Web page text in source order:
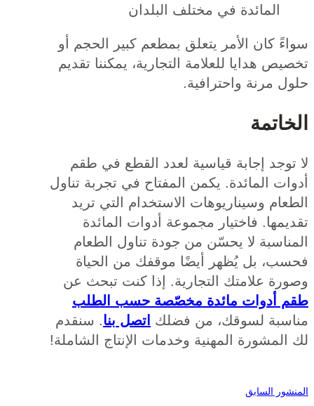
المائدة في مختلف البلدان
كان الأمر يتعلق بمطعم كبير الحجم أو
هدايا للعلامة التجارية، يمكننا تقديم
مرنة واحترافية.
إجابة قياسية لعدد القطع في طقم
المائدة. يكمن المفتاح في تجربة تناول
وسيناريوهات الاستخدام التي تريد
فاختيار مجموعة أدوات المائدة
لا يحسّن من جودة تناول الطعام
بل يُظهر أيضًا موقفك من الحياة
علامتك التجارية. إذا كنت تبحث عن
أدوات مائدة مخصّصة حسب الطلب
لسوقك، من فضلكاتصل بنا. سنقدم
المهنية وخدمات الإنتاج الشاملة!
السابق